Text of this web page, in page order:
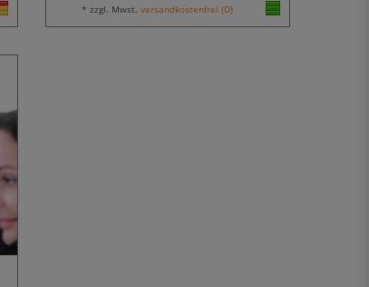
* zzgl. Mwst.versandkostenfrei (D)